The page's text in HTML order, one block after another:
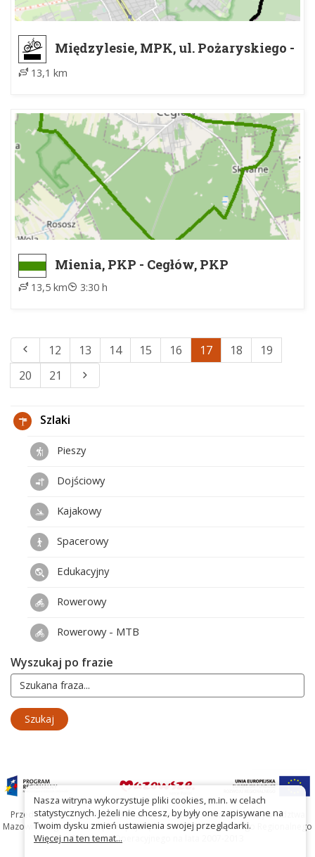
Międzylesie, MPK, ul. Pożaryskiego -
13,1 km
Mienia, PKP - Cegłów, PKP
13,5 km 3:30 h
12 13 14 15 16 17 18
19
20
21
Szlaki
Pieszy
Dojściowy
Kajakowy
Spacerowy
Edukacyjny
Rowerowy
Rowerowy - MTB
Wyszukaj po frazie
Przedsięwzięcie współfinansowane ze środków Samorządu Województwa
Mazowieckiego oraz Unię Europejską w ramach Mazowieckiego Regionalnego
Programu Operacyjnego na lata 2007-2013
Nasza witryna wykorzystuje pliki cookies, m.in. w celach
statystycznych. Jeżeli nie chcesz, by były one zapisywane na
Twoim dysku zmień ustawienia swojej przeglądarki.
Więcej na ten temat...